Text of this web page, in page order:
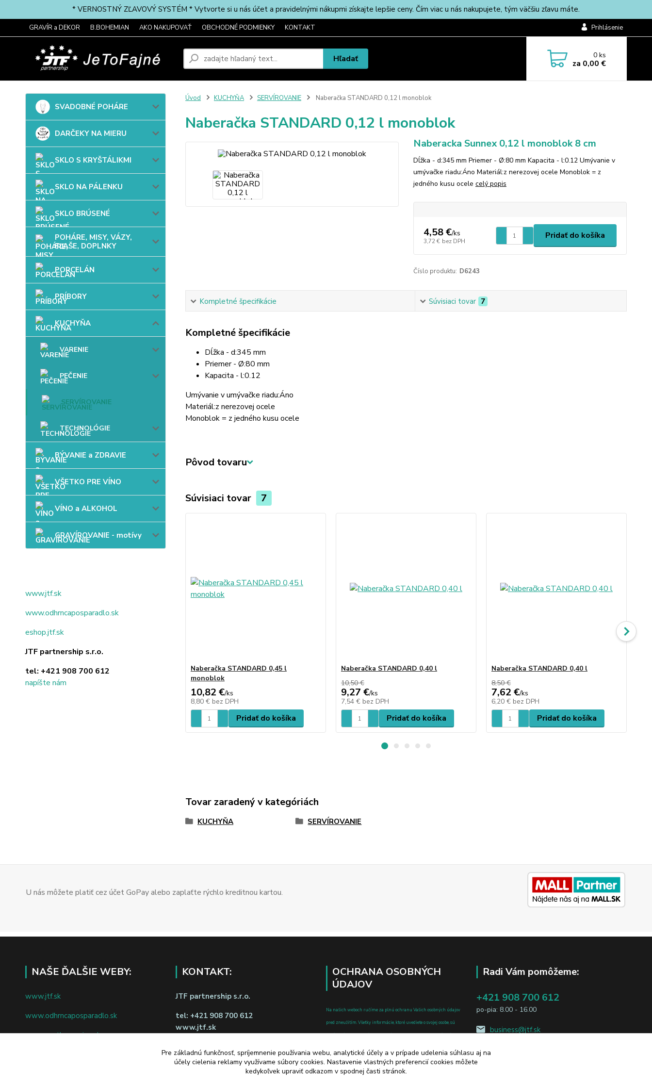
* VERNOSTNÝ ZĽAVOVÝ SYSTÉM * Vytvorte si u nás účet a pravidelnými nákupmi získajte lepšie ceny. Čím viac u nás nakupujete, tým väčšiu zľavu máte.
GRAVÍR a DEKOR B.BOHEMIAN AKO NAKUPOVAŤ OBCHODNÉ PODMIENKY KONTAKT Prihlásenie
Hľadať 0ks
za 0,00 €
SVADOBNÉ POHÁRE
DARČEKY NA MIERU
SKLO S KRYŠTÁLIKMI
SKLO NA PÁLENKU
SKLO BRÚSENÉ
POHÁRE, MISY, VÁZY,
FĽAŠE, DOPLNKY
PORCELÁN
PRÍBORY
KUCHYŇA
VARENIE
PEČENIE
SERVÍROVANIE
TECHNOLÓGIE
BÝVANIE a ZDRAVIE
VŠETKO PRE VÍNO
VÍNO a ALKOHOL
GRAVÍROVANIE - motívy
www.jtf.sk
www.odhrncaposparadlo.sk
eshop.jtf.sk
JTF partnership s.r.o.
tel: +421 908 700 612
napíšte nám
Úvod KUCHYŇA SERVÍROVANIE Naberačka STANDARD 0,12 l monoblok
Naberačka STANDARD 0,12 l monoblok
Naberacka Sunnex 0,12 l monoblok 8 cm
Dĺžka - d:345 mm Priemer - Ø:80 mm Kapacita - l:0.12 Umývanie v
umývačke riadu:Áno Materiál:z nerezovej ocele Monoblok = z
jedného kusu ocele celý popis
4,58 €/ks
3,72 € bez DPH
Pridať do košíka
Číslo produktu: D6243
Kompletné špecifikácie Súvisiaci tovar 7
Kompletné špecifikácie
Dĺžka - d:345 mm
Priemer - Ø:80 mm
Kapacita - l:0.12
Umývanie v umývačke riadu:Áno
Materiál:z nerezovej ocele
Monoblok = z jedného kusu ocele
Pôvod tovaru
Súvisiaci tovar 7
Naberačka STANDARD 0,45 l
monoblok
10,82 €/ks
8,80 € bez DPH
Pridať do košíka
Naberačka STANDARD 0,40 l
10,50 €
9,27 €/ks
7,54 € bez DPH
Pridať do košíka
Naberačka STANDARD 0,40 l
8,50 €
7,62 €/ks
6,20 € bez DPH
Pridať do košíka
Tovar zaradený v kategóriách
KUCHYŇA SERVÍROVANIE
U nás môžete platiť cez účet GoPay alebo zaplaťte rýchlo kreditnou kartou.
NAŠE ĎALŠIE WEBY:
www.jtf.sk
www.odhrncaposparadlo.sk
www.vsetkoprevino.sk
KONTAKT:
JTF partnership s.r.o.
tel: +421 908 700 612
www.jtf.sk
Odstúpiť od zmluvy tu
OCHRANA OSOBNÝCH
ÚDAJOV
Na našich weboch ručíme za plnú ochranu Vašich osobných údajov
pred zneužitím. Všetky informácie, ktoré uvediete o svojej osobe, sú
chránené v zmysle zákona č.122/2013 Z.z. o ochrane osobných údajov
Radi Vám pomôžeme:
+421 908 700 612
po-pia: 8.00 - 16.00
business@jtf.sk
Pre základnú funkčnosť, spríjemnenie používania webu, analytické účely a v prípade udelenia súhlasu aj na
účely cielenia reklamy využívame súbory cookies. Nastavenie vlastných preferencií cookies môžete
kedykoľvek upraviť odkazom v spodnej časti stránok.